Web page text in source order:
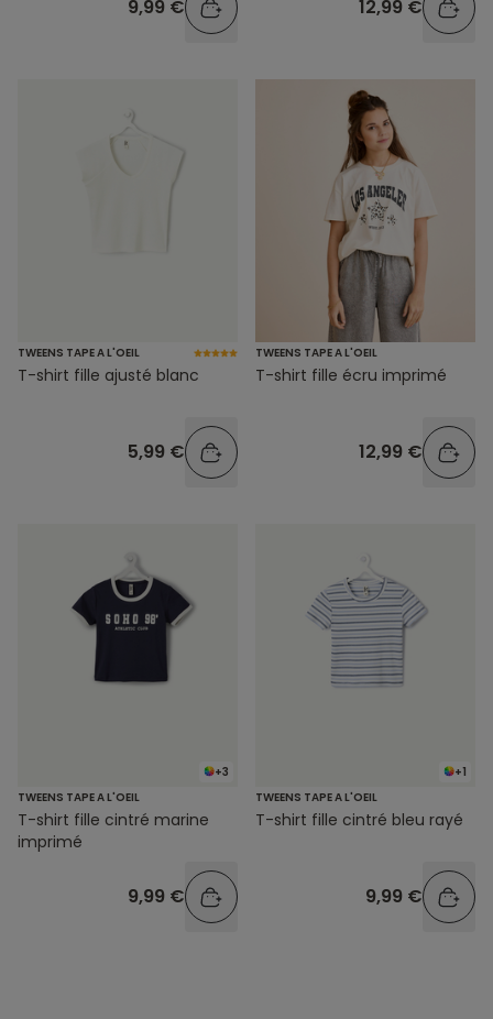
9,99 € 12,99 €
TWEENS TAPE A L'OEIL
T-shirt fille ajusté blanc
5,99 €
TWEENS TAPE A L'OEIL
T-shirt fille écru imprimé
12,99 €
+3
TWEENS TAPE A L'OEIL
T-shirt fille cintré marine
imprimé
9,99 €
+1
TWEENS TAPE A L'OEIL
T-shirt fille cintré bleu rayé
9,99 €